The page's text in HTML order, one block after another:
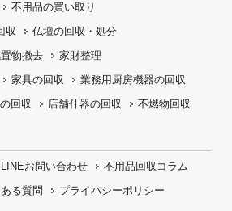
不用品の買い取り
収 仏壇の回収・処分
物撤去
家財整理
家具の回収 業務用厨房機器の回収
回収 店舗什器の回収 不燃物回収
LINEお問い合わせ
不用品回収コラム
る質問
プライバシーポリシー